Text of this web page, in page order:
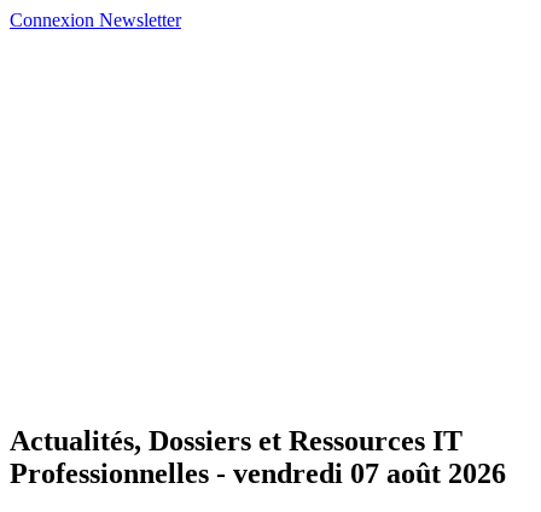
Connexion Newsletter
Actualités, Dossiers et Ressources IT
Professionnelles - vendredi 07 août 2026